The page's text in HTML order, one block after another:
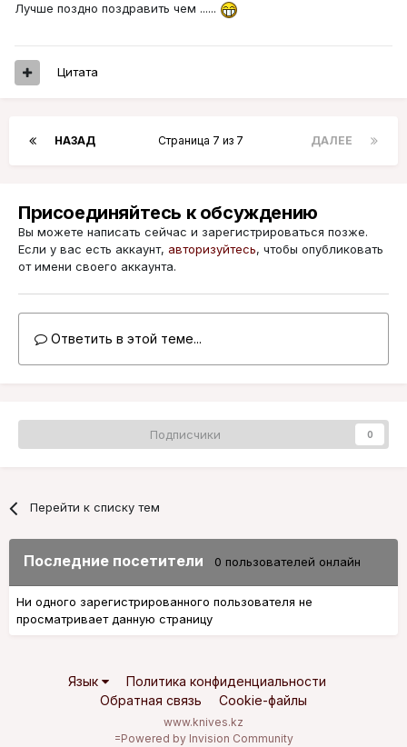
Лучше поздно поздравить чем ......
Цитата
НАЗАД ДАЛЕЕ
Страница 7 из 7
Присоединяйтесь к обсуждению
Вы можете написать сейчас и зарегистрироваться позже.
Если у вас есть аккаунт, авторизуйтесь, чтобы опубликовать
от имени своего аккаунта.
Ответить в этой теме...
Подписчики 0
Перейти к списку тем
Последние посетители 0 пользователей онлайн
Ни одного зарегистрированного пользователя не
просматривает данную страницу
Язык
Политика конфиденциальности
Обратная связь
Cookie-файлы
www.knives.kz
=Powered by Invision Community